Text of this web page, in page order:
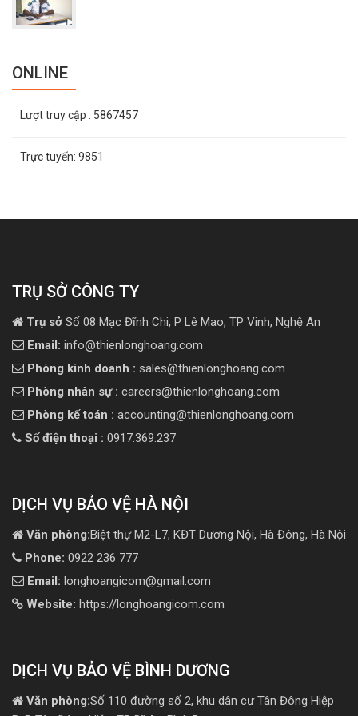
ONLINE
Lượt truy cập : 5867457
Trực tuyến: 9851
TRỤ SỞ CÔNG TY
Trụ sở Số 08 Mạc Đĩnh Chi, P Lê Mao, TP Vinh, Nghệ An
Email: info@thienlonghoang.com
Phòng kinh doanh : sales@thienlonghoang.com
Phòng nhân sự : careers@thienlonghoang.com
Phòng kế toán : accounting@thienlonghoang.com
Số điện thoại : 0917.369.237
DỊCH VỤ BẢO VỆ HÀ NỘI
Văn phòng:Biệt thự M2-L7, KĐT Dương Nội, Hà Đông, Hà Nội
Phone: 0922 236 777
Email: longhoangicom@gmail.com
Website: https://longhoangicom.com
DỊCH VỤ BẢO VỆ BÌNH DƯƠNG
Văn phòng:Số 110 đường số 2, khu dân cư Tân Đông Hiệp